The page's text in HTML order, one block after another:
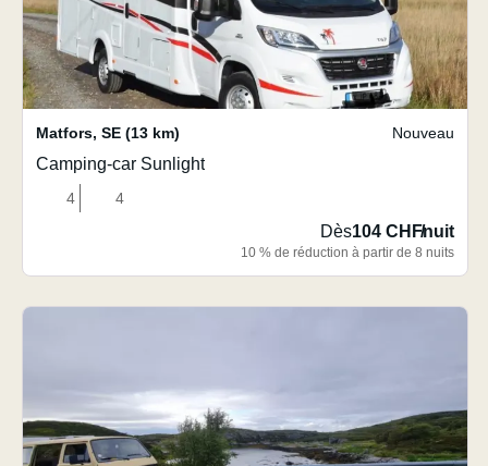
Matfors, SE (13 km) Nouveau
Camping-car Sunlight
4 4
Dès104 CHF/nuit
10 % de réduction à partir de 8 nuits